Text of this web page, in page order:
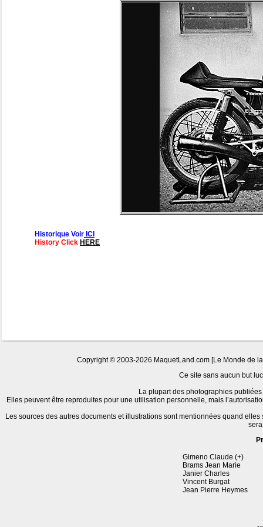
Historique Voir ICI
History Click HERE
Copyright © 2003-2026 MaquetLand.com [Le Monde de
Ce site sans aucun but
La plupart des photographies
Elles peuvent être reproduites pour une utilisation personnelle, mais
Les sources des autres documents et illustrations sont mentionnées quand
Gimeno Claude (+)
Brams Jean Marie
Janier Charles
Vincent Burgat
Jean Pierre Heymes